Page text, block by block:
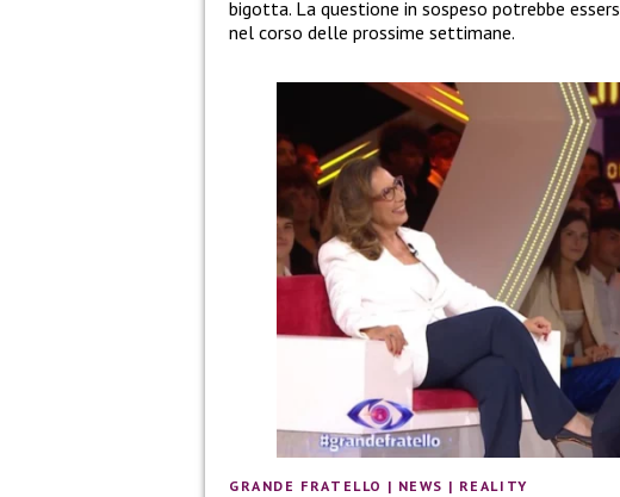
bigotta. La questione in sospeso potrebbe
nel corso delle prossime settimane.
GRANDE FRATELLO | NEWS | REALITY